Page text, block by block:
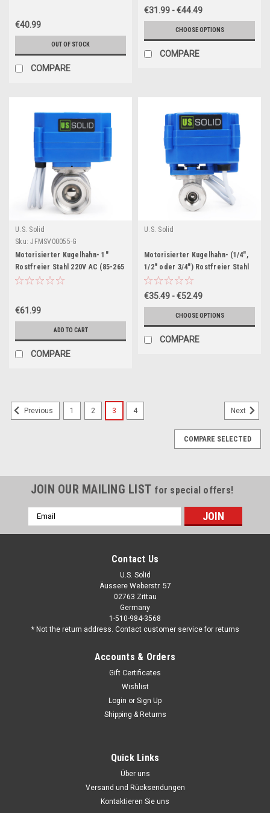
€40.99
OUT OF STOCK
COMPARE
AC/DC und Einrichtung mit 3
€31.99 - €44.49
CHOOSE OPTIONS
COMPARE
U.S. Solid
Sku: JFMSV00055-G
Motorisierter Kugelhahn- 1"
Rostfreier Stahl 220V AC (85-265
V AC) Elektrisches Kugelventil,
€61.99
ADD TO CART
COMPARE
U.S. Solid
Motorisierter Kugelhahn- (1/4",
1/2" oder 3/4") Rostfreier Stahl
Elektrisches Kugelventil 220 V
AC (85-265V AC), 2-Draht-Auto-
€35.49 - €52.49
CHOOSE OPTIONS
COMPARE
Previous 1 2 3 4 Next
COMPARE SELECTED
JOIN OUR MAILING LIST for special offers!
Email
Address
Contact Us
U.S. Solid
Äussere Weberstr. 57
02763 Zittau
Germany
1-510-984-3568
* Not the return address. Contact customer service for returns
Accounts & Orders
Gift Certificates
Wishlist
Login or Sign Up
Shipping & Returns
Quick Links
Über uns
Versand und Rücksendungen
Kontaktieren Sie uns